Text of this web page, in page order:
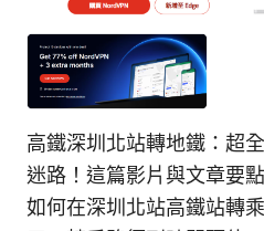
高鐵深圳北站轉地鐵：超
迷路！這篇影片與文章要
如何在深圳北站高鐵站轉